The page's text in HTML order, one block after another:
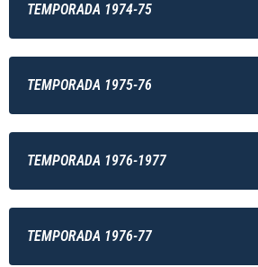
TEMPORADA 1974-75
TEMPORADA 1975-76
TEMPORADA 1976-1977
TEMPORADA 1976-77